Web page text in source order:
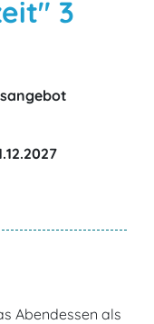
3
Abendessen als